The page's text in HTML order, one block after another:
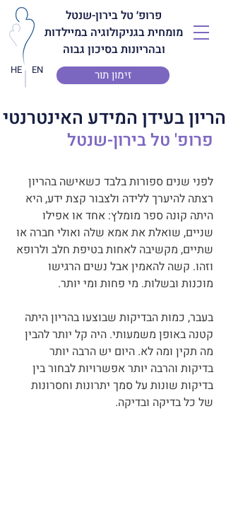
זימון תור
פרופ׳ טל בירון-שנטל
מומחית בגניקולוגיה במיילדות
ובהריונות בסיכון גבוה
HE EN
הריון בעידן המידע האינטרנטי
פרופ' טל בירון-שנטל
לפני שנים ספורות בלבד כשאישה בהריון
רצתה להיערך ללידה ולצבור קצת ידע, היא
היתה קונה ספר מומלץ: אחד או אפילו
שניים, שואלת את אמא שלה ואולי חברה או
שתיים, מקשיבה לאחות בטיפת חלב ולרופא
וזהו. קשה להאמין אבל נשים הרגישו
מוכנות ובשלות. מי פחות ומי יותר.
בעבר, כמות הבדיקות שבוצעו בהריון היתה
קטנה באופן משמעותי. היה קל יותר להבין
מה תקין ומה לא. היום יש הרבה יותר
בדיקות והרבה יותר אפשרויות לבחור בין
בדיקות שונות על סמך יתרונות וחסרונות
של כל בדיקה ובדיקה.